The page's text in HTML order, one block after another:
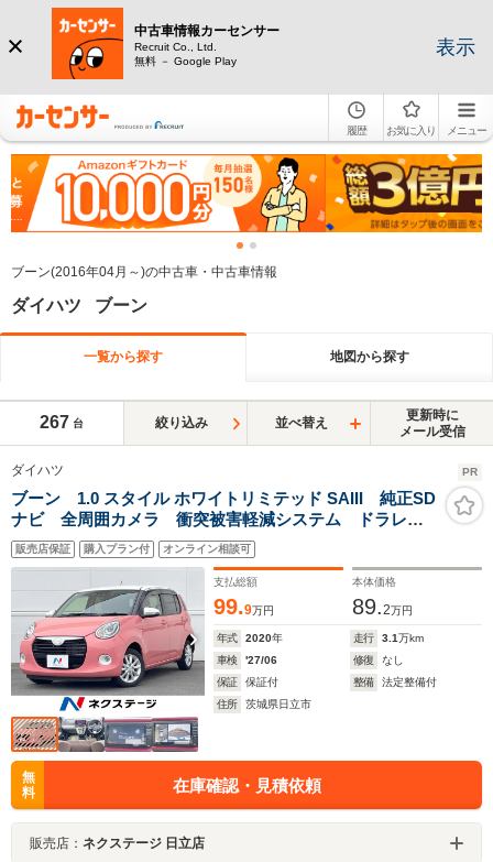
中古車情報カーセンサー
Recruit Co., Ltd.
無料 － Google Play
表示
履歴 お気に入り メニュー
ブーン(2016年04月～)の中古車・中古車情報
ダイハツ ブーン
一覧から探す 地図から探す
267 台 絞り込み 並べ替え
更新時に
メール受信
ダイハツ PR
ブーン 1.0 スタイル ホワイトリミテッド SAIII 純正SD
ナビ 全周囲カメラ 衝突被害軽減システム ドラレ
コ コーナーセンサー スマートキー LEDヘッド
ETC 純正14インチアルミ オートハイビーム オート
ライト オートエアコン
販売店保証 購入プラン付 オンライン相談可
支払総額
99.9万円
本体価格
89.2万円
年式 2020年 走行 3.1万km
車検
'27/06 修復
なし
保証
保証付 整備
法定整備付
住所
茨城県日立市
無
料
在庫確認・見積依頼
販売店： ネクステージ 日立店